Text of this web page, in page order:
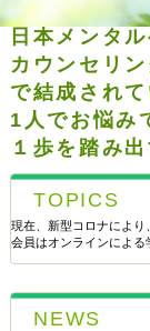
日本メンタ
カウンセリ
で結成されて
1人でお悩み
１歩を踏み
TOPICS
現在、新型コロナにより
会員はオンラインによる
NEWS